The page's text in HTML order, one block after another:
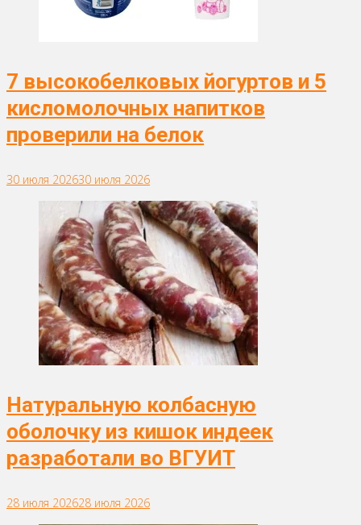
7 высокобелковых йогуртов и 5
кисломолочных напитков
проверили на белок
30 июля 202630 июля 2026
Натуральную колбасную
оболочку из кишок индеек
разработали во ВГУИТ
28 июля 202628 июля 2026